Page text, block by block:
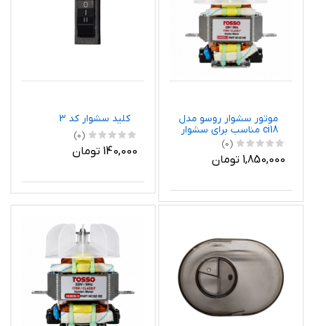
موتور سشوار روسو مدل
ci18 مناسب برای سشوار
های خانگی (0)
1,850,000 تومان
کلید سشوار کد 3
(0)
140,000 تومان